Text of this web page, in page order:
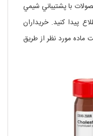
با پشتيباني شيمي
پيدا کنيد. خريداران
مورد نظر از طريق